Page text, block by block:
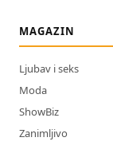
MAGAZIN
Ljubav i seks
Moda
ShowBiz
Zanimljivo